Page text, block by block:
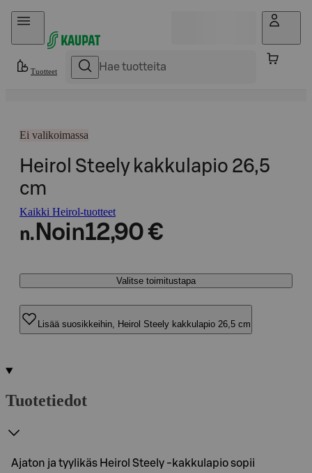
Hyppää sisältöön
Tuotteet
Ei valikoimassa
Heirol Steely kakkulapio 26,5
cm
Kaikki Heirol-tuotteet
n. Noin12,90 €
Valitse toimitustapa
Lisää suosikkeihin, Heirol Steely kakkulapio 26,5 cm
Tuotetiedot
Ajaton ja tyylikäs Heirol Steely -kakkulapio sopii